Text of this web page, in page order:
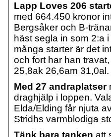
Lapp Loves 206
med 664.450 kronor
Bergsåker och B-
häst segla in som 2:a
många starter är det
och fort har han
25,8ak 26,6am 31,0al.
Med 27 andraplatser
draghjälp i loppen.
Elda/Elding får njuta
Stridhs varmblodiga
Tänk bara tanken att